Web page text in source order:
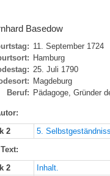
Basedow
11. September 1724
Hamburg
25. Juli 1790
Magdeburg
Beruf: Pädagoge, Gründer
2
5.
2
Inhalt.